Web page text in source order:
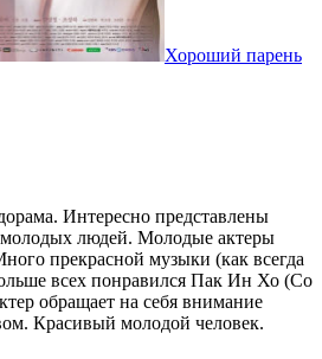
Хороший парень
Интересно представлены
людей. Молодые актеры
прекрасной музыки (как всегда
всех понравился Пак Ин Хо (Со
обращает на себя внимание
Красивый молодой человек.